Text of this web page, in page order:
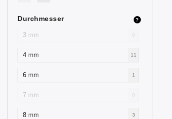
Durchmesser ?
3 mm 0
4 mm 11
6 mm 1
7 mm 0
8 mm 3